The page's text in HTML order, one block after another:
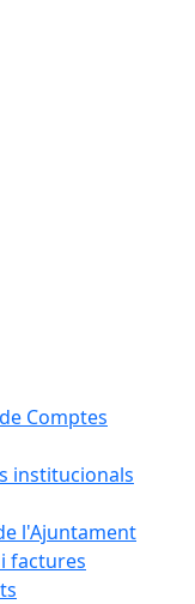
Comptes
institucionals
l'Ajuntament
factures